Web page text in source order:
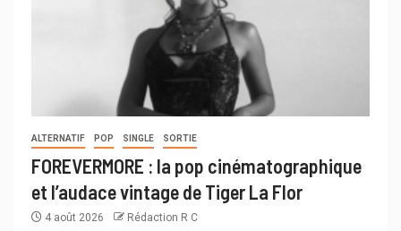
ALTERNATIF POP SINGLE SORTIE
FOREVERMORE : la pop cinématographique
et l’audace vintage de Tiger La Flor
4 août 2026 Rédaction R C